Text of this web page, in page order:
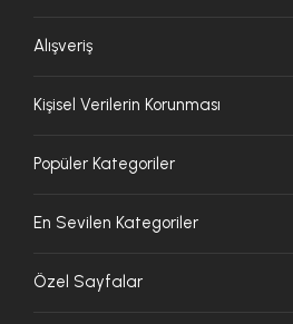
Alışveriş
Kişisel Verilerin Korunması
Popüler Kategoriler
En Sevilen Kategoriler
Özel Sayfalar